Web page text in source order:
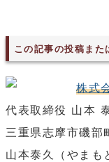
この記事の投稿また
株式
代表取締役 山本
三重県志摩市磯
山本泰久（やまも